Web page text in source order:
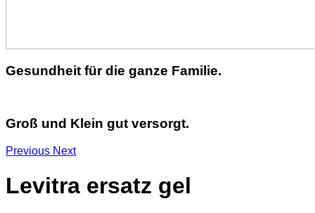
Gesundheit für die ganze Familie.
Groß und Klein gut versorgt.
Previous Next
Levitra ersatz gel